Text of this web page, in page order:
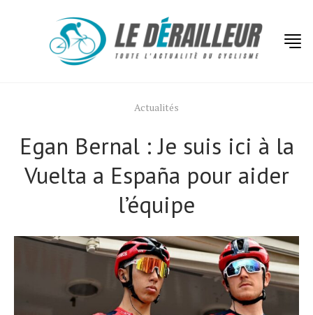
Actualités
Egan Bernal : Je suis ici à la
Vuelta a España pour aider
l’équipe